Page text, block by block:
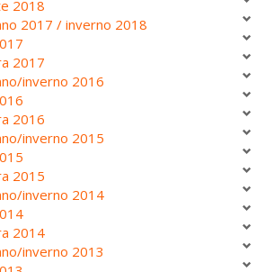
2018
2017 / inverno 2018
2017
inverno 2016
2016
inverno 2015
2015
inverno 2014
2014
inverno 2013